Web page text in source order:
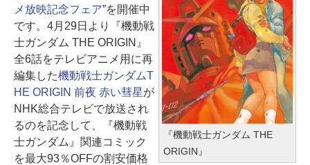
『機動戦士ガンダム THE
ORIGIN』
メ放映記念フェア”を開催中
です。4月29日より『機動戦
士ガンダム THE ORIGIN』
全6話をテレビアニメ用に再
編集した機動戦士ガンダムT
HE ORIGIN 前夜 赤い彗星が
NHK総合テレビで放送され
るのを記念して、『機動戦
士ガンダム』関連コミック
を最大93％OFFの割安価格